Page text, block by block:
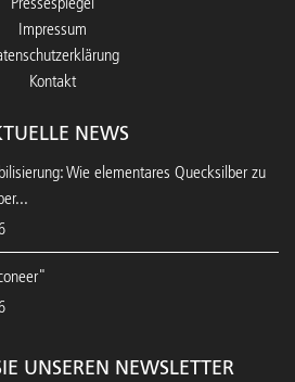
Impressum
Kontakt
NEWS
Wie elementares Quecksilber zu
UNSEREN NEWSLETTER